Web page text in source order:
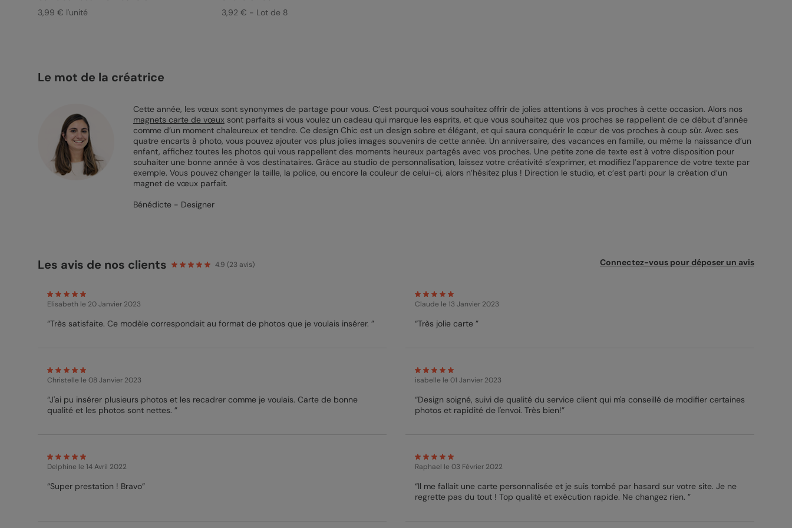
3,99 € l'unité
3,92 € - Lot de 8
Le mot de la créatrice
Cette année, les vœux sont synonymes de partage pour vous. C’est pourquoi vous souhaitez offrir de jolies attentions à vos proches à cette occasion. Alors nos
magnets carte de vœuxsont parfaits si vous voulez un cadeau qui marque les esprits, et que vous souhaitez que vos proches se rappellent de ce début d’année
comme d’un moment chaleureux et tendre. Ce design Chic est un design sobre et élégant, et qui saura conquérir le cœur de vos proches à coup sûr. Avec ses
quatre encarts à photo, vous pouvez ajouter vos plus jolies images souvenirs de cette année. Un anniversaire, des vacances en famille, ou même la naissance d’un
enfant, affichez toutes les photos qui vous rappellent des moments heureux partagés avec vos proches. Une petite zone de texte est à votre disposition pour
souhaiter une bonne année à vos destinataires. Grâce au studio de personnalisation, laissez votre créativité s’exprimer, et modifiez l’apparence de votre texte par
exemple. Vous pouvez changer la taille, la police, ou encore la couleur de celui-ci, alors n’hésitez plus ! Direction le studio, et c’est parti pour la création d’un
magnet de vœux parfait.
Bénédicte - Designer
Les avis de nos clients 4.9 (23 avis) Connectez-vous pour déposer un avis
Elisabeth le 20 Janvier 2023
“Très satisfaite. Ce modèle correspondait au format de photos que je voulais insérer. ”
Claude le 13 Janvier 2023
“Très jolie carte ”
Christelle le 08 Janvier 2023
“J'ai pu insérer plusieurs photos et les recadrer comme je voulais. Carte de bonne
qualité et les photos sont nettes. ”
isabelle le 01 Janvier 2023
“Design soigné, suivi de qualité du service client qui m'a conseillé de modifier certaines
photos et rapidité de l'envoi. Très bien!”
Delphine le 14 Avril 2022
“Super prestation ! Bravo”
Raphael le 03 Février 2022
“Il me fallait une carte personnalisée et je suis tombé par hasard sur votre site. Je ne
regrette pas du tout ! Top qualité et exécution rapide. Ne changez rien. ”